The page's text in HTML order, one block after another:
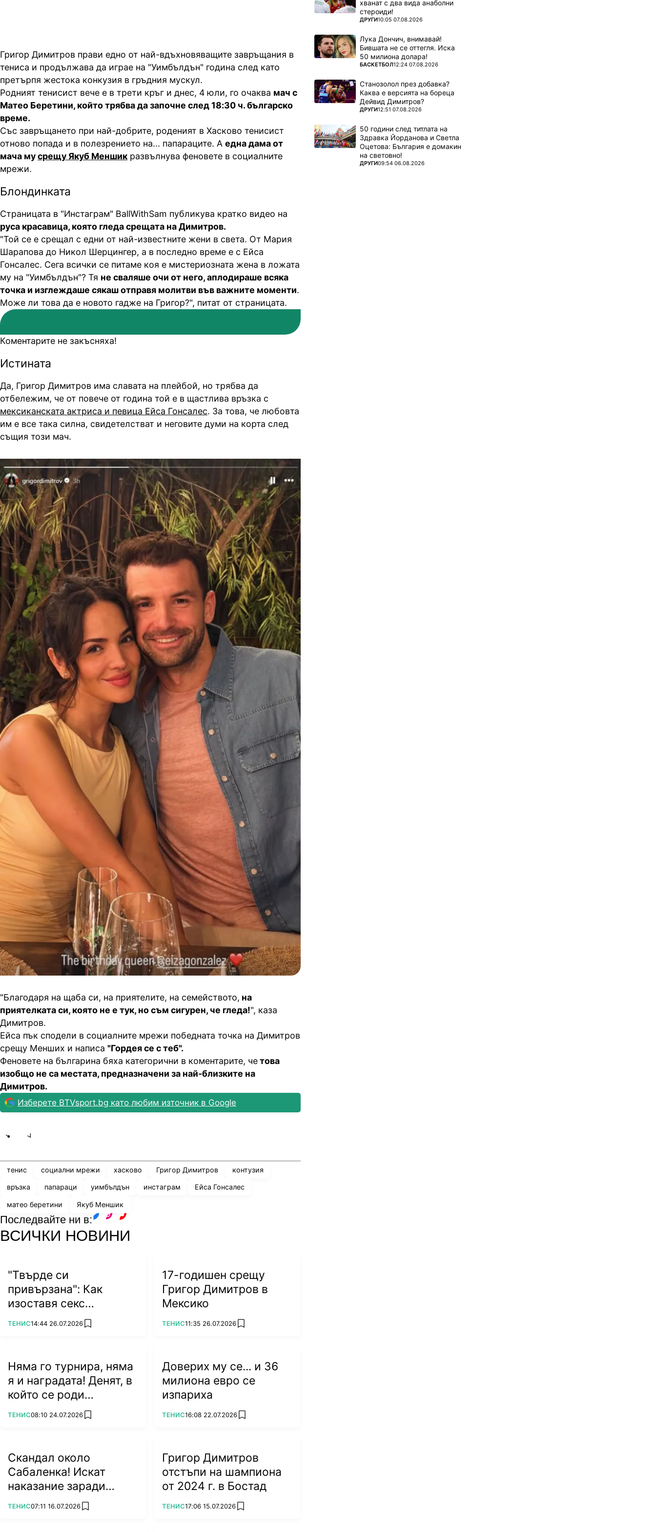
Григор Димитров прави едно от най-вдъхновяващите завръщания в
тениса и продължава да играе на "Уимбълдън" година след като
претърпя жестока конкузия в гръдния мускул.
Родният тенисист вече е в трети кръг и днес, 4 юли, го очаква мач с
Матео Беретини, който трябва да започне след 18:30 ч. българско
време.
Със завръщането при най-добрите, роденият в Хасково тенисист
отново попада и в полезрението на... папараците. А една дама от
мача мусрещу Якуб Меншикразвълнува феновете в социалните
мрежи.
Блондинката
Страницата в "Инстаграм" BallWithSam публикува кратко видео на
руса красавица, която гледа срещата на Димитров.
"Той се е срещал с едни от най-известните жени в света. От Мария
Шарапова до Никол Шерцингер, а в последно време е с Ейса
Гонсалес. Сега всички се питаме коя е мистериозната жена в ложата
му на "Уимбълдън"? Тя не сваляше очи от него, аплодираше всяка
точка и изглеждаше сякаш отправя молитви във важните моменти.
Може ли това да е новото гадже на Григор?", питат от страницата.
Коментарите не закъсняха!
Истината
Да, Григор Димитров има славата на плейбой, но трябва да
отбележим, че от повече от година той е в щастлива връзка с
мексиканската актриса и певица Ейса Гонсалес. За това, че любовта
им е все така силна, свидетелстват и неговите думи на корта след
същия този мач.
"Благодаря на щаба си, на приятелите, на семейството, на
приятелката си, която не е тук, но съм сигурен, че гледа!", каза
Димитров.
Ейса пък сподели в социалните мрежи победната точка на Димитров
срещу Менших и написа "Гордея се с теб".
Феновете на българина бяха категорични в коментарите, четова
изобщо не са местата, предназначени за най-близките на
Димитров.
Изберете BTVsport.bg като любим източник в Google
тенис социални мрежи хасково Григор Димитров контузия
връзка папараци уимбълдън инстаграм Ейса Гонсалес
матео беретини Якуб Меншик
Последвайте ни в:
ВСИЧКИ НОВИНИ
"Твърде си
привързана": Как
изоставя секс
символът на тениса?
ПОВЕЧЕ ОТ
ТЕНИС14:44 26.07.2026 add favorites
17-годишен срещу
Григор Димитров в
Мексико
ПОВЕЧЕ ОТ
ТЕНИС11:35 26.07.2026 add favorites
Няма го турнира, няма
я и наградата! Денят, в
който се роди
легендата Джокович
ПОВЕЧЕ ОТ
ТЕНИС08:10 24.07.2026 add favorites
Доверих му се... и 36
милиона евро се
изпариха
ПОВЕЧЕ ОТ
ТЕНИС16:08 22.07.2026 add favorites
Скандал около
Сабаленка! Искат
наказание заради
посещението ѝ в
ПОВЕЧЕ ОТ
ТЕНИС07:11 16.07.2026 add favorites
Григор Димитров
отстъпи на шампиона
от 2024 г. в Бостад
ПОВЕЧЕ ОТ
ТЕНИС17:06 15.07.2026 add favorites
хванат с два вида анаболни
стероиди!
ПОВЕЧЕ ОТ
ДРУГИ10:05 07.08.2026
Лука Дончич, внимавай!
Бившата не се оттегля. Иска
50 милиона долара!
ПОВЕЧЕ ОТ
БАСКЕТБОЛ12:24 07.08.2026
Станозолол през добавка?
Каква е версията на бореца
Дейвид Димитров?
ПОВЕЧЕ ОТ
ДРУГИ12:51 07.08.2026
50 години след титлата на
Здравка Йорданова и Светла
Оцетова: България е домакин
на световно!
ПОВЕЧЕ ОТ
ДРУГИ09:54 06.08.2026